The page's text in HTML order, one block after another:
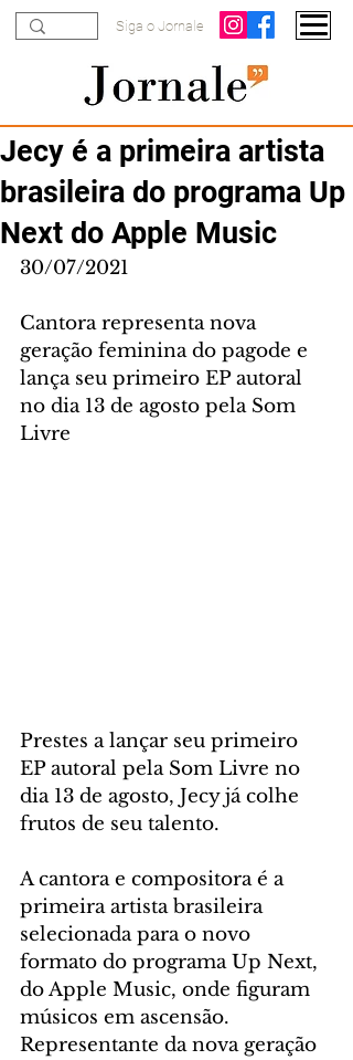
Siga o Jornale
Jecy é a primeira artista
brasileira do programa Up
Next do Apple Music
30/07/2021
Cantora representa nova
geração feminina do pagode e
lança seu primeiro EP autoral
no dia 13 de agosto pela Som
Livre
Prestes a lançar seu primeiro
EP autoral pela Som Livre no
dia 13 de agosto, Jecy já colhe
frutos de seu talento.
A cantora e compositora é a
primeira artista brasileira
selecionada para o novo
formato do programa Up Next,
do Apple Music, onde figuram
músicos em ascensão.
Representante da nova geração